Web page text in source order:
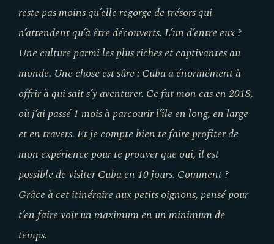
reste pas moins qu’elle regorge de trésors qui
n’attendent qu’à être découverts. L’un d’entre eux ?
Une culture parmi les plus riches et captivantes au
monde. Une chose est sûre : Cuba a énormément à
offrir à qui sait s’y aventurer. Ce fut mon cas en 2018,
où j’ai passé 1 mois à parcourir l’île en long, en large
et en travers. Et je compte bien te faire profiter de
mon expérience pour te prouver que oui, il est
possible de visiter Cuba en 10 jours. Comment ?
Grâce à cet itinéraire aux petits oignons, pensé pour
t’en faire voir un maximum en un minimum de
temps.